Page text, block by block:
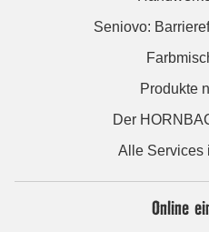
Seniovo:
Produkte
Der
Alle Services
Online